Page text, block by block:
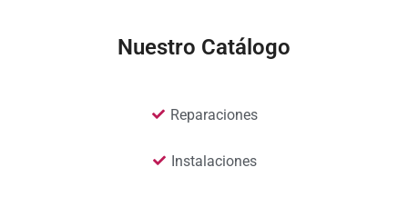
Nuestro Catálogo
Reparaciones
Instalaciones